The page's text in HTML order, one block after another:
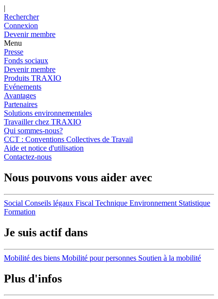
|
Rechercher
Connexion
Devenir membre
Menu
Presse
Fonds sociaux
Devenir membre
Produits TRAXIO
Evénements
Avantages
Partenaires
Solutions environnementales
Travailler chez TRAXIO
Qui sommes-nous?
CCT : Conventions Collectives de Travail
Aide et notice d'utilisation
Contactez-nous
Nous pouvons vous aider avec
Social Conseils légaux Fiscal Technique Environnement Statistique
Formation
Je suis actif dans
Mobilité des biens Mobilité pour personnes Soutien à la mobilité
Plus d'infos